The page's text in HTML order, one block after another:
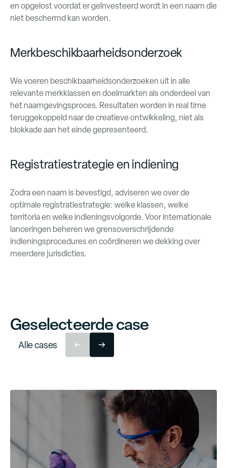
en opgelost voordat er geïnvesteerd wordt in een naam die
niet beschermd kan worden.
Merkbeschikbaarheidsonderzoek
We voeren beschikbaarheidsonderzoeken uit in alle
relevante merkklassen en doelmarkten als onderdeel van
het naamgevingsproces. Resultaten worden in real time
teruggekoppeld naar de creatieve ontwikkeling, niet als
blokkade aan het einde gepresenteerd.
Registratiestrategie en indiening
Zodra een naam is bevestigd, adviseren we over de
optimale registratiestrategie: welke klassen, welke
territoria en welke indieningsvolgorde. Voor internationale
lanceringen beheren we grensoverschrijdende
indieningsprocedures en coördineren we dekking over
meerdere jurisdicties.
Geselecteerde case
Allecases